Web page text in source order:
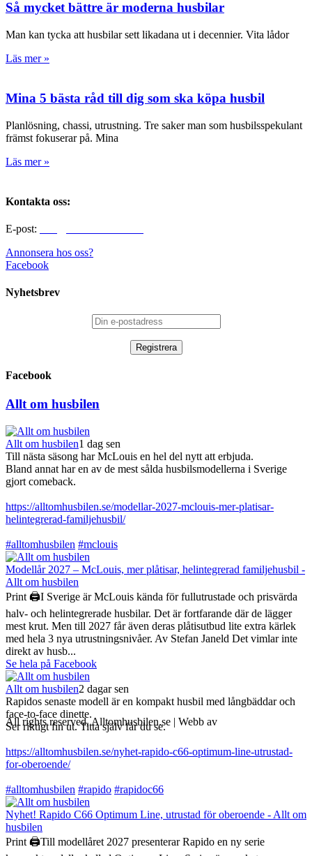
Så mycket bättre är moderna husbilar
Man kan tycka att husbilar sett likadana ut i decennier. Vita lådor
Läs mer »
Mina 5 bästa råd till dig som ska köpa husbil
Planlösning, chassi, utrustning. Tre saker man som husbilsspekulant
främst fokuserar på. Mina
Läs mer »
Kontakta oss:
E-post:
Annonsera hos oss?
Facebook
Nyhetsbrev
Facebook
Allt om husbilen
Allt om husbilen1 dag sen
Till nästa säsong har McLouis en hel del nytt att erbjuda.
Bland annat har en av de mest sålda husbilsmodellerna i Sverige
gjort comeback.
https://alltomhusbilen.se/modellar-2027-mclouis-mer-platisar-
helintegrerad-familjehusbil/
#alltomhusbilen #mclouis
Modellår 2027 – McLouis, mer plåtisar, helintegrerad familjehusbil -
Allt om husbilen
Print 🖨I Sverige är McLouis kända för fullutrustade och prisvärda
halv- och helintegrerade husbilar. Det är fortfarande där de lägger
mest krut. Men till 2027 får även deras plåtisutbud lite extra kärlek
med hela 3 nya utrustningsnivåer. Av Stefan Janeld Det vimlar inte
direkt av husb...
Se hela på Facebook
Allt om husbilen2 dagar sen
Rapidos senaste modell är en kompakt husbil med långbäddar och
face-to-face dinette.
Ser riktigt fin ut. Titta själv får du se.
https://alltomhusbilen.se/nyhet-rapido-c66-optimum-line-utrustad-
for-oberoende/
#alltomhusbilen #rapido #rapidoc66
Nyhet! Rapido C66 Optimum Line, utrustad för oberoende - Allt om
husbilen
Print 🖨Till modellåret 2027 presenterar Rapido en ny serie
All rights reserved, Alltomhusbilen.se | Webb av